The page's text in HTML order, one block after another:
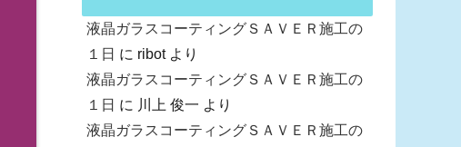
液晶ガラスコーティングＳＡＶＥＲ施工の
１日 に ribotより
液晶ガラスコーティングＳＡＶＥＲ施工の
１日 に 川上 俊一 より
液晶ガラスコーティングＳＡＶＥＲ施工の